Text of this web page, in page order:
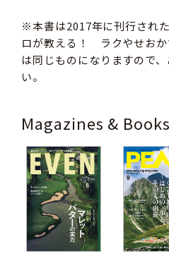
※本書は2017年に刊行され
ロが教える！ ラクやせお
は同じものになりますので
い。
Magazines & Books